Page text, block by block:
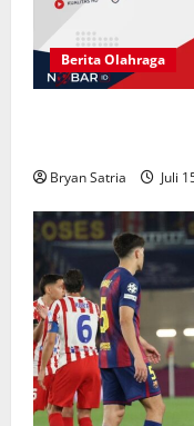
Berita Olahraga
Bryan Satria Juli